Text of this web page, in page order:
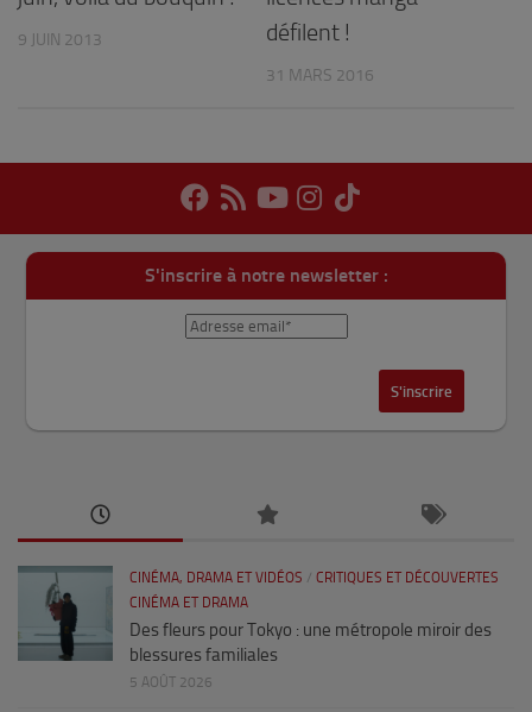
9 JUIN 2013
défilent !
31 MARS 2016
S'inscrire à notre newsletter :
CINÉMA, DRAMA ET VIDÉOS / CRITIQUES ET DÉCOUVERTES
CINÉMA ET DRAMA
Des fleurs pour Tokyo : une métropole miroir des
blessures familiales
5 AOÛT 2026